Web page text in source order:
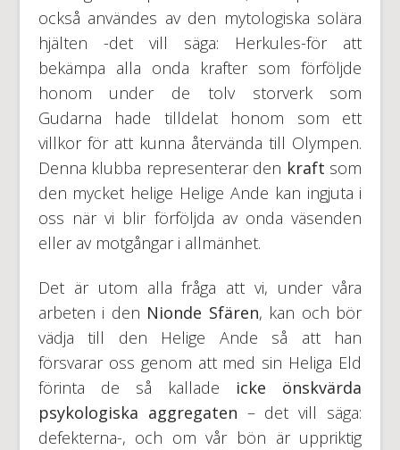
också användes av den mytologiska solära
hjälten -det vill säga: Herkules-för att
bekämpa alla onda krafter som förföljde
honom under de tolv storverk som
Gudarna hade tilldelat honom som ett
villkor för att kunna återvända till Olympen.
Denna klubba representerar den kraft som
den mycket helige Helige Ande kan ingjuta i
oss när vi blir förföljda av onda väsenden
eller av motgångar i allmänhet.
Det är utom alla fråga att vi, under våra
arbeten i den Nionde Sfären, kan och bör
vädja till den Helige Ande så att han
försvarar oss genom att med sin Heliga Eld
förinta de så kallade icke önskvärda
psykologiska aggregaten – det vill säga:
defekterna-, och om vår bön är uppriktig